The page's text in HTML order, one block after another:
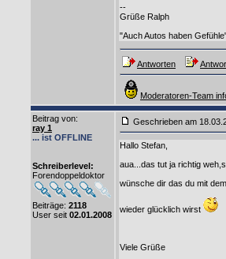
--
Grüße Ralph
"Auch Autos haben
Antworten
Moderatoren-Team
Beitrag von:
ray 1
... ist OFFLINE
Schreiberlevel:
Forendoppeldoktor
Beiträge: 2118
User seit 02.01.2008
Geschrieben am
Hallo Stefan,
aua...das tut ja richtig
wünsche dir das du mit
wieder glücklich wirst
Viele Grüße